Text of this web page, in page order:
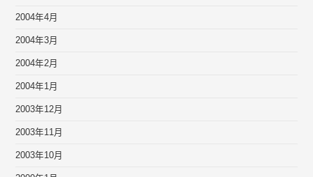
2004年4月
2004年3月
2004年2月
2004年1月
2003年12月
2003年11月
2003年10月